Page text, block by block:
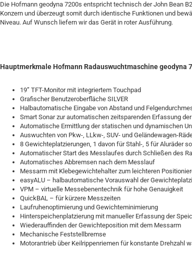
Die Hofmann geodyna 7200s entspricht technisch der John Bean
Konzern und überzeugt somit durch identische Funktionen und
Niveau. Auf Wunsch liefern wir das Gerät in roter Ausführung.
Hauptmerkmale Hofmann Radauswuchtmaschine geodyna
19” TFT-Monitor mit integriertem Touchpad
Grafischer Benutzeroberfläche SILVER
Halbautomatische Eingabe von Abstand und
Smart Sonar zur automatischen zeitsparenden Erfassung
Automatische Ermittlung der statischen und dynamischen
Auswuchten von Pkw-, LLkw-, SUV- und Geländewagen-
8 Gewichteplatzierungen, 1 davon für Stahl-, 5 für Aluräder
Automatischer Start des Messlaufes durch Schließen des
Automatisches Abbremsen nach dem Messlauf
Messarm mit Klebegewichtehalter zum leichteren
easyALU – halbautomatische Vorauswahl der
VPM – virtuelle Messebenentechnik für hohe Genauigkeit
QuickBAL – für kürzere Messzeiten
Laufruhenoptimierung und Gewichteminimierung
Hinterspeichenplatzierung mit manueller Erfassung der
Wiederauffinden der Gewichteposition mit dem Messarm
Mechanische Feststellbremse
Motorantrieb über Keilrippenriemen für konstante Drehzahl